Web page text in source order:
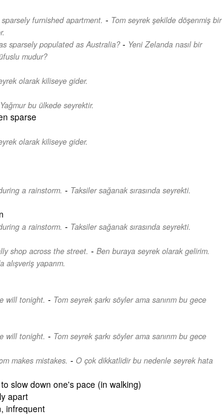
furnished apartment. - Tom seyrek şekilde döşenmiş bir
sparsely populated as Australia?- Yeni Zelanda nasıl bir
mudur?
olarak kiliseye gider.
Yağmur bu ülkede seyrektir.
sparse
olarak kiliseye gider.
a rainstorm. - Taksiler sağanak sırasında seyrekti.
a rainstorm. - Taksiler sağanak sırasında seyrekti.
shop across the street. - Ben buraya seyrek olarak gelirim.
alışveriş yaparım.
will tonight. - Tom seyrek şarkı söyler ama sanırım bu gece
will tonight. - Tom seyrek şarkı söyler ama sanırım bu gece
makes mistakes. - O çok dikkatlidir bu nedenle seyrek hata
to slow down one's pace (in walking)
apart
infrequent